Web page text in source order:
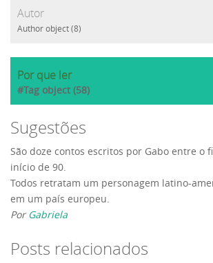
Autor
Author object (8)
Por que ler
#Tag object (58)
Sugestões
São doze contos escritos por Gabo entre o
início de 90.
Todos retratam um personagem latino-
em um país europeu.
PorGabriela
Posts relacionados